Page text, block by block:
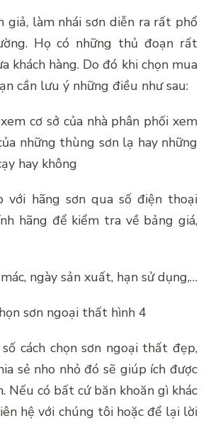
giả, làm nhái sơn diễn ra rất phổ
Họ có những thủ đoạn rất
khách hàng. Do đó khi chọn mua
cần lưu ý những điều như sau:
cơ sở của nhà phân phối xem
những thùng sơn lạ hay những
hay không
với hãng sơn qua số điện thoại
hãng để kiểm tra về bảng giá,
ngày sản xuất, hạn sử dụng,…
cách chọn sơn ngoại thất đẹp,
sẻ nho nhỏ đó sẽ giúp ích được
Nếu có bất cứ băn khoăn gì khác
hệ với chúng tôi hoặc để lại lời